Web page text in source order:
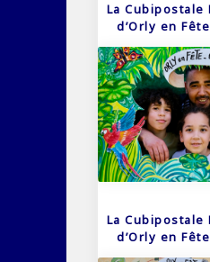
La Cubipostale
d’Orly en
La Cubipostale
d’Orly en